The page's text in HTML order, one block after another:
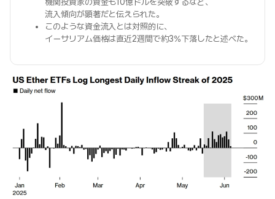
流入傾向が顕著だと伝えられた。
このような資金流入とは対照的に、
イーサリアム価格は直近2週間で約3%下落したと述べた。